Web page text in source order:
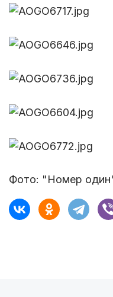
Фото: "Номер